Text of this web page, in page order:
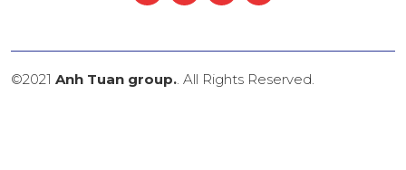
©2021 Anh Tuan group.. All Rights Reserved.